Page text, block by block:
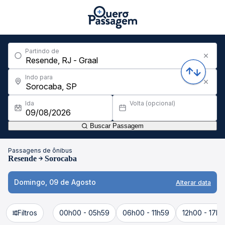
Partindo de
Indo para
Ida Volta (opcional)
Buscar Passagem
Passagens de ônibus
Resende Sorocaba
Domingo, 09 de Agosto Alterar data
Filtros 00h00 - 05h59 06h00 - 11h59 12h00 -